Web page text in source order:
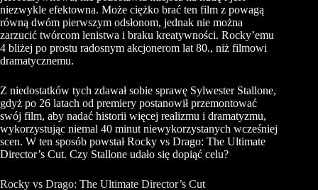
niezwykle efektowna. Może ciężko brać ten film z powagą
równą dwóm pierwszym odsłonom, jednak nie można
zarzucić twórcom lenistwa i braku kreatywności. Rocky’emu
4 bliżej po prostu radosnym akcjonerom lat 80., niż filmowi
dramatycznemu.
Z niedostatków tych zdawał sobie sprawę Sylwester Stallone,
gdyż po 26 latach od premiery postanowił przemontować
swój film, aby nadać historii więcej realizmu i dramatyzmu,
wykorzystując niemal 40 minut niewykorzystanych wcześniej
scen. W ten sposób powstał Rocky vs Drago: The Ultimate
Director’s Cut. Czy Stallone udało się dopiąć celu?
Rocky vs Drago: The Ultimate Director’s Cut